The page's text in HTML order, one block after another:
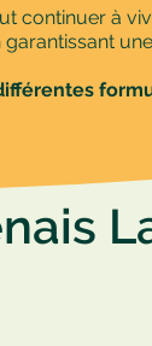
continuer à